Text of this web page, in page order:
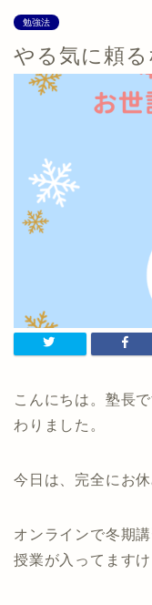
勉強法
やる気に頼る
こんにちは。塾長
わりました。
今日は、完全にお休
オンラインで冬期
授業が入ってますけ